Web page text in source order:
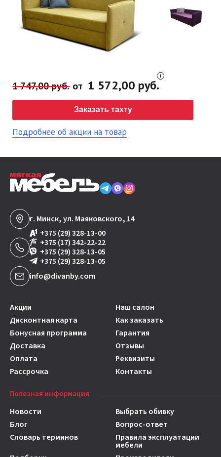
1 747,00 руб. от 1 572,00 руб.
Заказать тахту
Подробнее об акции на товар
г. Минск, ул. Маяковского, 14
+375 (29) 328-13-00
+375 (17) 342-22-22
+375 (29) 328-13-05
+375 (29) 328-13-05
info@divanby.com
Акции
Наш салон
Дисконтная карта
Как заказать
Бонусная программа
Гарантия
Доставка
Отзывы
Оплата
Реквизиты
Рассрочка
Контакты
Полезная информация
Новости
Выбрать обивку
Блог
Вопрос-ответ
Словарь терминов
Правила эксплуатации
мебели